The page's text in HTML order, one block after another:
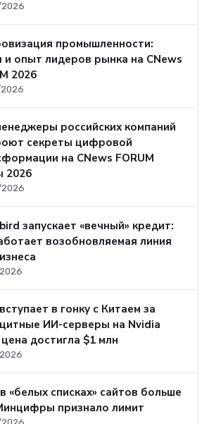
промышленности:
и опыт лидеров рынка на CNews
2026
российских компаний
секреты цифровой
на CNews FORUM
2026
запускает «вечный» кредит:
возобновляемая линия
в гонку с Китаем за
ИИ-серверы на Nvidia
достигла $1 млн
«белых списках» сайтов больше
признало лимит